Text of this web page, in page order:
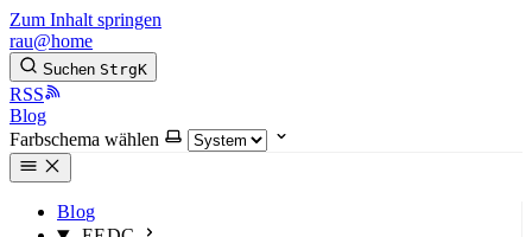
Zum Inhalt springen
rau@home
Suchen StrgK
RSS
Blog
Farbschema wählen
Blog